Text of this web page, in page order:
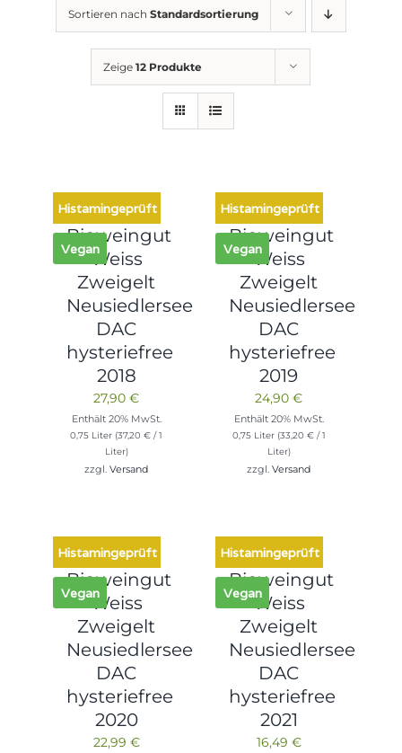
Sortieren nach Standardsortierung
Zeige12 Produkte
Histamingeprüft
Vegan
Bioweingut
Weiss
Zweigelt
Neusiedlersee
DAC
hysteriefree
2018
27,90€
Enthält 20% MwSt.
0,75 Liter (37,20€ / 1
Liter)
zzgl.Versand
Histamingeprüft
Vegan
Bioweingut
Weiss
Zweigelt
Neusiedlersee
DAC
hysteriefree
2019
24,90€
Enthält 20% MwSt.
0,75 Liter (33,20 €/ 1
Liter)
zzgl.Versand
Histamingeprüft
Vegan
Bioweingut
Weiss
Zweigelt
Neusiedlersee
DAC
hysteriefree
2020
22,99 €
Histamingeprüft
Vegan
Bioweingut
Weiss
Zweigelt
Neusiedlersee
DAC
hysteriefree
2021
16,49 €